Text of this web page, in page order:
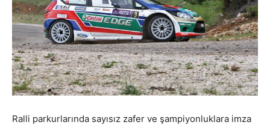
Ralli parkurlarında sayısız zafer ve şampiyonluklara imza